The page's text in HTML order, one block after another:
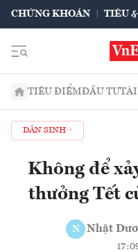
CHỨNG KHOÁN TIÊU
TIÊU ĐIỂMĐẦU TƯ
DÂN SINH
Không để
thưởng Tết
N Nhật